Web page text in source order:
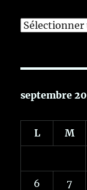
Catégories
septembre
L M
6 7